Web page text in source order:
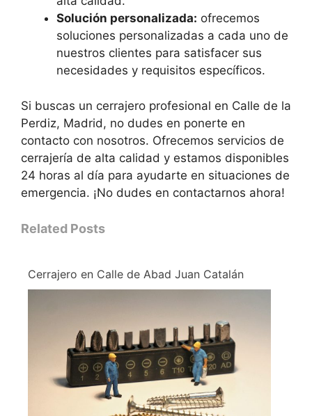
Solución personalizada: ofrecemos
soluciones personalizadas a cada uno de
nuestros clientes para satisfacer sus
necesidades y requisitos específicos.
Si buscas un cerrajero profesional en Calle de la
Perdiz, Madrid, no dudes en ponerte en
contacto con nosotros. Ofrecemos servicios de
cerrajería de alta calidad y estamos disponibles
24 horas al día para ayudarte en situaciones de
emergencia. ¡No dudes en contactarnos ahora!
Related Posts
Cerrajero en Calle de Abad Juan Catalán